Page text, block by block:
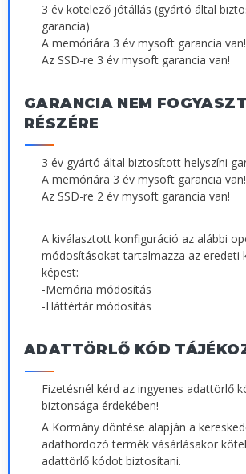
3 év kötelező jótállás (gyártó által
garancia)
A memóriára 3 év mysoft garancia van!
Az SSD-re 3 év mysoft garancia van!
GARANCIA NEM
RÉSZÉRE
3 év gyártó által biztosított helyszíni
A memóriára 3 év mysoft garancia van!
Az SSD-re 2 év mysoft garancia van!
A kiválasztott konfiguráció az alábbi
módosításokat tartalmazza az eredeti
képest:
-Memória módosítás
-Háttértár módosítás
ADATTÖRLŐ KÓD
Fizetésnél kérd az ingyenes adattörlő
biztonsága érdekében!
A Kormány döntése alapján a
adathordozó termék vásárlásakor
adattörlő kódot biztosítani.